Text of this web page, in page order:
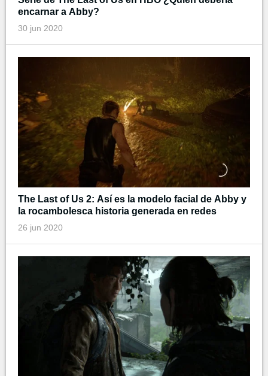
encarnar a Abby?
30 jun 2020
The Last of Us 2: Así es la modelo facial de Abby y
la rocambolesca historia generada en redes
26 jun 2020